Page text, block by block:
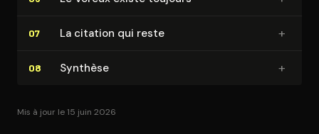
07 La citation qui reste +
08 Synthèse +
Mis à jour le 15 juin 2026